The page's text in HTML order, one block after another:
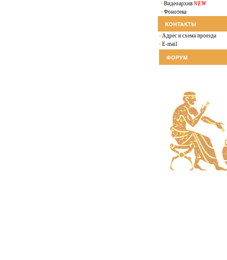
• Видеоархив NEW
• Фонотека
• Адрес и схема проезда
• E-mail